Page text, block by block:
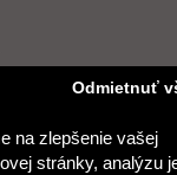
na zlepšenie vašej
stránky, analýzu
Odmietnuť